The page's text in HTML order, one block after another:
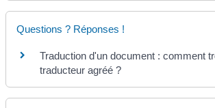
Questions ? Réponses !
Traduction d'un document : comment
traducteur agréé ?